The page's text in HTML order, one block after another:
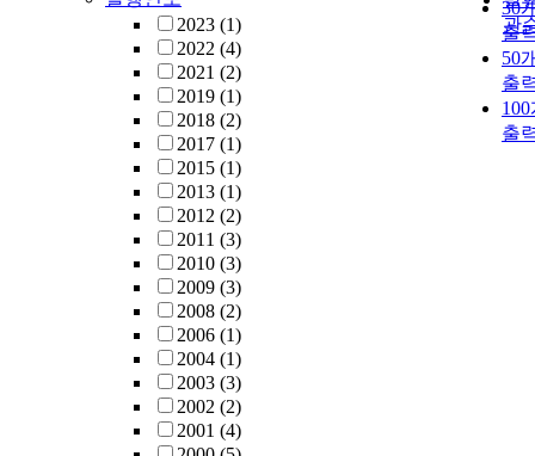
2023 (1)
2022 (4)
2021 (2)
2019 (1)
2018 (2)
2017 (1)
2015 (1)
2013 (1)
2012 (2)
2011 (3)
2010 (3)
2009 (3)
2008 (2)
2006 (1)
2004 (1)
2003 (3)
2002 (2)
2001 (4)
관
30
출
50
출
출